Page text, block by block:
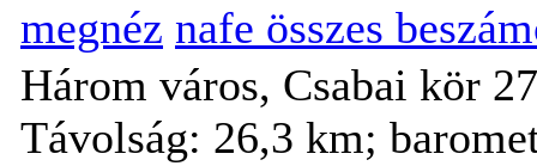
megnéz nafe összes
Három város, Csabai kör
Távolság: 26,3 km;